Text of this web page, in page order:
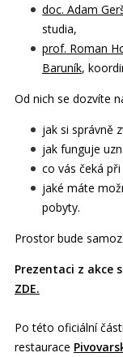
doc. Adam
studia,
prof. Roman
Baruník,
Od nich se dozvíte
jak si správně
jak funguje
co vás čeká
jaké máte
pobyty.
Prostor bude
Prezentaci z
ZDE.
Po této oficiální
restaurace